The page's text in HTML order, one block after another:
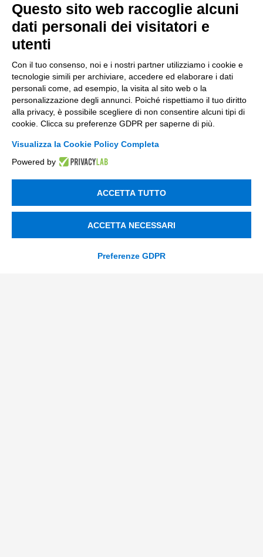
Finanza
Nuovi Mercati
Digital Marketing
Data & BI
Trasformazione Digitale
Compliance Normativa Integrata
Soluzioni Digitali
Soluzioni Custom
Questo sito web raccoglie alcuni
dati personali dei visitatori e
utenti
Con il tuo consenso, noi e i nostri partner utilizziamo i cookie e
tecnologie simili per archiviare, accedere ed elaborare i dati
personali come, ad esempio, la visita al sito web o la
personalizzazione degli annunci. Poiché rispettiamo il tuo diritto
alla privacy, è possibile scegliere di non consentire alcuni tipi di
cookie. Clicca su preferenze GDPR per saperne di più.
Visualizza la Cookie Policy Completa
Powered by
ACCETTA TUTTO
ACCETTA NECESSARI
Preferenze GDPR